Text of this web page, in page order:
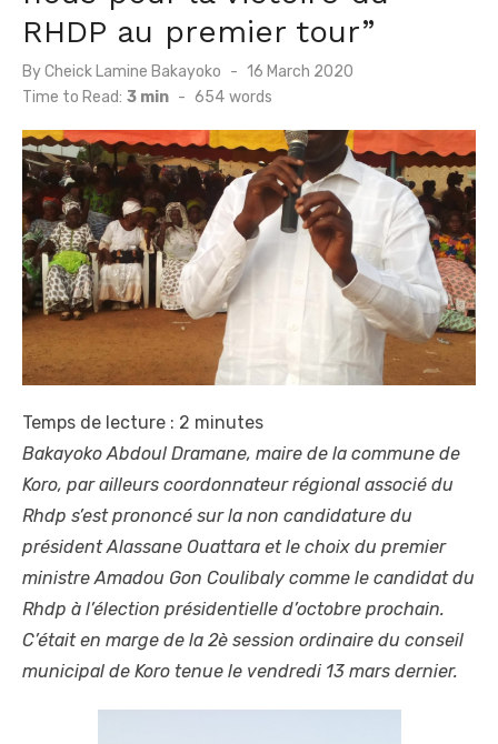
RHDP au premier tour”
ByCheick Lamine Bakayoko
Posted
on
16 March 2020
Time to Read: 3 min - 654 words
Temps de lecture : 2 minutes
Bakayoko Abdoul Dramane, maire de la commune de
Koro, par ailleurs coordonnateur régional associé du
Rhdp s’est prononcé sur la non candidature du
président Alassane Ouattara et le choix du premier
ministre Amadou Gon Coulibaly comme le candidat du
Rhdp à l’élection présidentielle d’octobre prochain.
C’était en marge de la 2è session ordinaire du conseil
municipal de Koro tenue le vendredi 13 mars dernier.